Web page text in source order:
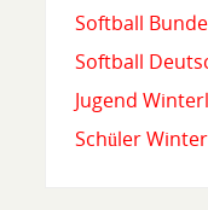
Softball
Softball
Jugend
Schüler